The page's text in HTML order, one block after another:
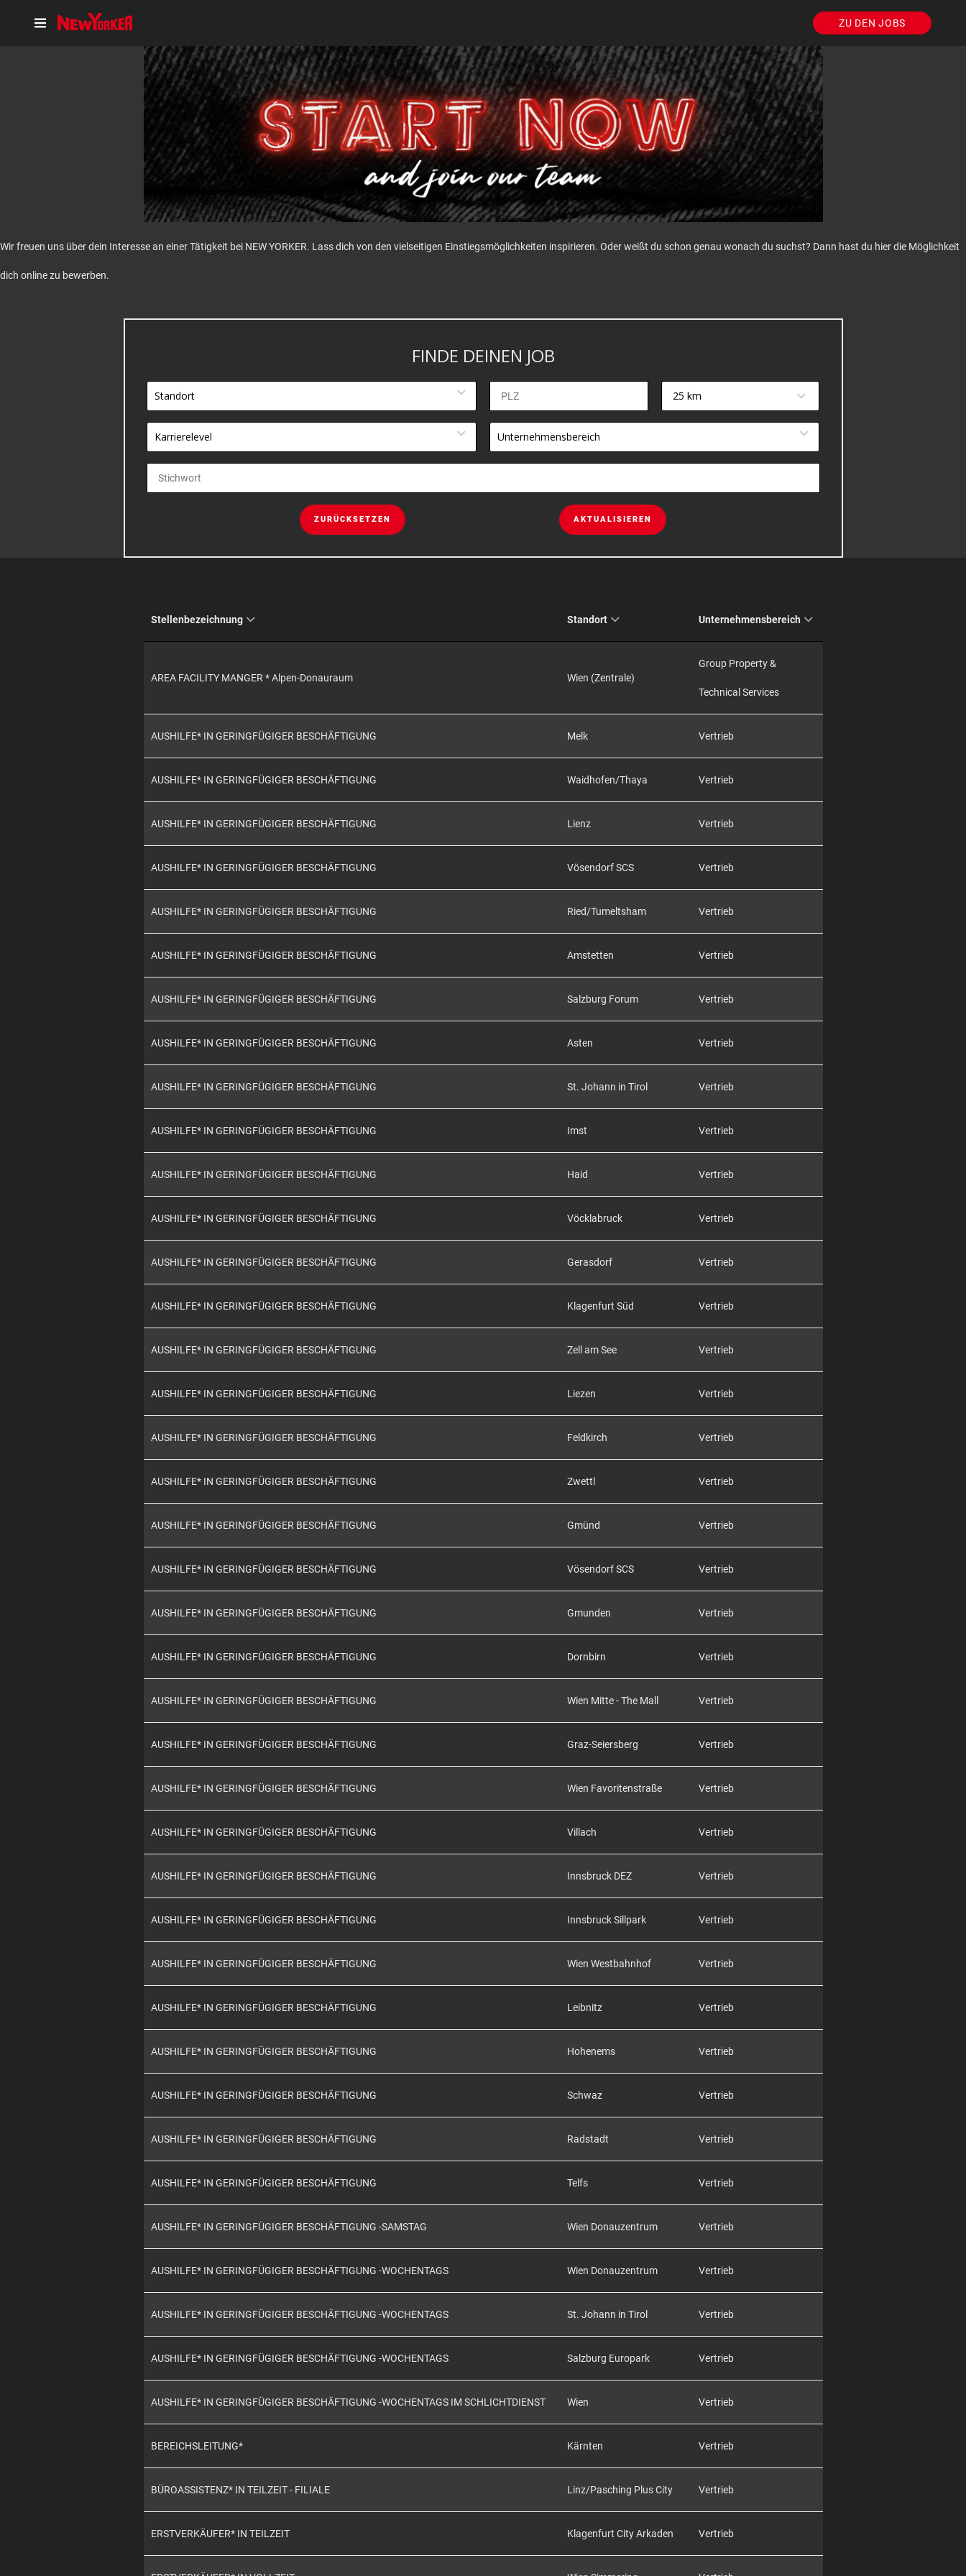
ZU DEN JOBS
Wir freuen uns über dein Interesse an einer Tätigkeit bei NEW YORKER. Lass dich von den vielseitigen Einstiegsmöglichkeiten inspirieren. Oder weißt du schon genau wonach du suchst? Dann hast du hier die Möglichkeit
dich online zu bewerben.
FINDE DEINEN JOB
Standort 25 km
Karrierelevel Unternehmensbereich
ZURÜCKSETZEN AKTUALISIEREN
Stellenbezeichnung Standort Unternehmensbereich
AREA FACILITY MANGER * Alpen-Donauraum Wien (Zentrale)
Group Property &
Technical Services
AUSHILFE* IN GERINGFÜGIGER BESCHÄFTIGUNG Melk Vertrieb
AUSHILFE* IN GERINGFÜGIGER BESCHÄFTIGUNG Waidhofen/Thaya Vertrieb
AUSHILFE* IN GERINGFÜGIGER BESCHÄFTIGUNG Lienz Vertrieb
AUSHILFE* IN GERINGFÜGIGER BESCHÄFTIGUNG Vösendorf SCS Vertrieb
AUSHILFE* IN GERINGFÜGIGER BESCHÄFTIGUNG Ried/Tumeltsham Vertrieb
AUSHILFE* IN GERINGFÜGIGER BESCHÄFTIGUNG Amstetten Vertrieb
AUSHILFE* IN GERINGFÜGIGER BESCHÄFTIGUNG Salzburg Forum Vertrieb
AUSHILFE* IN GERINGFÜGIGER BESCHÄFTIGUNG Asten Vertrieb
AUSHILFE* IN GERINGFÜGIGER BESCHÄFTIGUNG St. Johann in Tirol Vertrieb
AUSHILFE* IN GERINGFÜGIGER BESCHÄFTIGUNG Imst Vertrieb
AUSHILFE* IN GERINGFÜGIGER BESCHÄFTIGUNG Haid Vertrieb
AUSHILFE* IN GERINGFÜGIGER BESCHÄFTIGUNG Vöcklabruck Vertrieb
AUSHILFE* IN GERINGFÜGIGER BESCHÄFTIGUNG Gerasdorf Vertrieb
AUSHILFE* IN GERINGFÜGIGER BESCHÄFTIGUNG Klagenfurt Süd Vertrieb
AUSHILFE* IN GERINGFÜGIGER BESCHÄFTIGUNG Zell am See Vertrieb
AUSHILFE* IN GERINGFÜGIGER BESCHÄFTIGUNG Liezen Vertrieb
AUSHILFE* IN GERINGFÜGIGER BESCHÄFTIGUNG Feldkirch Vertrieb
AUSHILFE* IN GERINGFÜGIGER BESCHÄFTIGUNG Zwettl Vertrieb
AUSHILFE* IN GERINGFÜGIGER BESCHÄFTIGUNG Gmünd Vertrieb
AUSHILFE* IN GERINGFÜGIGER BESCHÄFTIGUNG Vösendorf SCS Vertrieb
AUSHILFE* IN GERINGFÜGIGER BESCHÄFTIGUNG Gmunden Vertrieb
AUSHILFE* IN GERINGFÜGIGER BESCHÄFTIGUNG Dornbirn Vertrieb
AUSHILFE* IN GERINGFÜGIGER BESCHÄFTIGUNG Wien Mitte - The Mall Vertrieb
AUSHILFE* IN GERINGFÜGIGER BESCHÄFTIGUNG Graz-Seiersberg Vertrieb
AUSHILFE* IN GERINGFÜGIGER BESCHÄFTIGUNG Wien Favoritenstraße Vertrieb
AUSHILFE* IN GERINGFÜGIGER BESCHÄFTIGUNG Villach Vertrieb
AUSHILFE* IN GERINGFÜGIGER BESCHÄFTIGUNG Innsbruck DEZ Vertrieb
AUSHILFE* IN GERINGFÜGIGER BESCHÄFTIGUNG Innsbruck Sillpark Vertrieb
AUSHILFE* IN GERINGFÜGIGER BESCHÄFTIGUNG Wien Westbahnhof Vertrieb
AUSHILFE* IN GERINGFÜGIGER BESCHÄFTIGUNG Leibnitz Vertrieb
AUSHILFE* IN GERINGFÜGIGER BESCHÄFTIGUNG Hohenems Vertrieb
AUSHILFE* IN GERINGFÜGIGER BESCHÄFTIGUNG Schwaz Vertrieb
AUSHILFE* IN GERINGFÜGIGER BESCHÄFTIGUNG Radstadt Vertrieb
AUSHILFE* IN GERINGFÜGIGER BESCHÄFTIGUNG Telfs Vertrieb
AUSHILFE* IN GERINGFÜGIGER BESCHÄFTIGUNG -SAMSTAG Wien Donauzentrum Vertrieb
AUSHILFE* IN GERINGFÜGIGER BESCHÄFTIGUNG -WOCHENTAGS Wien Donauzentrum Vertrieb
AUSHILFE* IN GERINGFÜGIGER BESCHÄFTIGUNG -WOCHENTAGS St. Johann in Tirol Vertrieb
AUSHILFE* IN GERINGFÜGIGER BESCHÄFTIGUNG -WOCHENTAGS Salzburg Europark Vertrieb
AUSHILFE* IN GERINGFÜGIGER BESCHÄFTIGUNG -WOCHENTAGS IM SCHLICHTDIENST Wien Vertrieb
BEREICHSLEITUNG* Kärnten Vertrieb
BÜROASSISTENZ* IN TEILZEIT - FILIALE Linz/Pasching Plus City Vertrieb
ERSTVERKÄUFER* IN TEILZEIT Klagenfurt City Arkaden Vertrieb